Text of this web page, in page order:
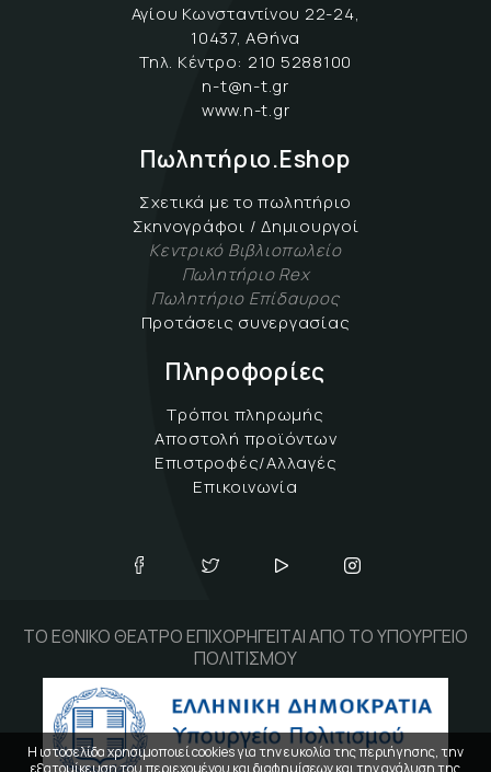
Αγίου Κωνσταντίνου 22-24,
10437, Αθήνα
Τηλ. Κέντρο: 210 5288100
n-t@n-t.gr
www.n-t.gr
Πωλητήριο.Eshop
Σχετικά με το πωλητήριο
Σκηνογράφοι / Δημιουργοί
Κεντρικό Βιβλιοπωλείο
Πωλητήριο Rex
Πωλητήριο Επίδαυρος
Προτάσεις συνεργασίας
Πληροφορίες
Τρόποι πληρωμής
Αποστολή προϊόντων
Επιστροφές/Αλλαγές
Επικοινωνία
ΤΟ ΕΘΝΙΚΟ ΘΕΑΤΡΟ ΕΠΙΧΟΡΗΓΕΙΤΑΙ ΑΠΟ ΤΟ ΥΠΟΥΡΓΕΙΟ
ΠΟΛΙΤΙΣΜΟΥ
Η ιστοσελίδα χρησιμοποιεί cookies για την ευκολία της περιήγησης, την
εξατομίκευση του περιεχομένου και διαφημίσεων και την ανάλυση της